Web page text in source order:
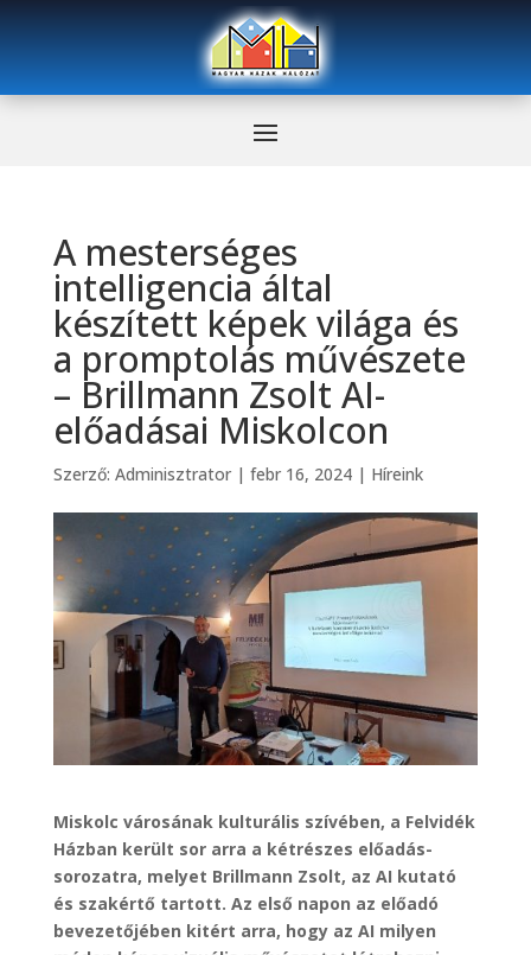
A mesterséges
intelligencia által
készített képek világa és
a promptolás művészete
– Brillmann Zsolt AI-
előadásai Miskolcon
Szerző: Adminisztrator| febr 16, 2024| Híreink
Miskolc városának kulturális szívében, a Felvidék
Házban került sor arra a kétrészes előadás-
sorozatra, melyet Brillmann Zsolt, az AI kutató
és szakértő tartott. Az első napon az előadó
bevezetőjében kitért arra, hogy az AI milyen